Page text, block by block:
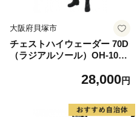
大阪府貝塚市
チェストハイウェーダー 70D
（ラジアルソール）OH-103R
28,000円